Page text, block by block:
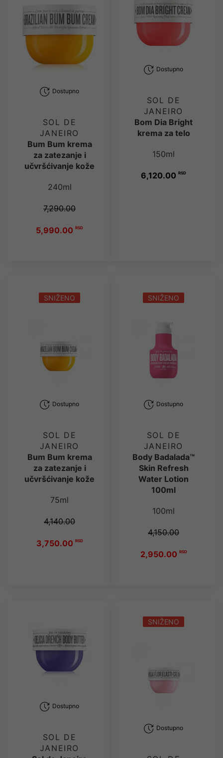
Dostupno
SOL DE
JANEIRO
Bum Bum krema
za zatezanje i
učvršćivanje kože
240ml
7,290.00
5,990.00 RSD
Dostupno
SOL DE
JANEIRO
Bom Dia Bright
krema za telo
150ml
6,120.00 RSD
SNIŽENO
Dostupno
SOL DE
JANEIRO
Bum Bum krema
za zatezanje i
učvršćivanje kože
75ml
4,140.00
3,750.00 RSD
SNIŽENO
Dostupno
SOL DE
JANEIRO
Body Badalada™
Skin Refresh
Water Lotion
100ml
100ml
4,150.00
2,950.00 RSD
Dostupno
SOL DE
JANEIRO
SNIŽENO
Dostupno